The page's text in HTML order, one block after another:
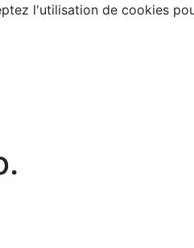
l'utilisation de cookies